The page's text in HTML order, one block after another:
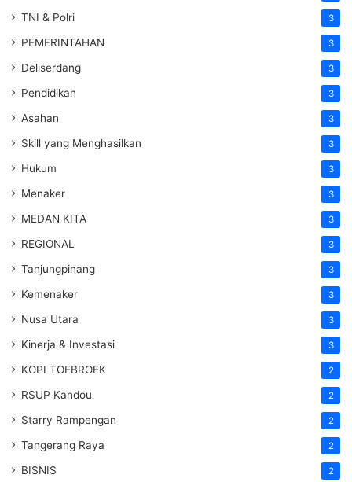
TNI & Polri 3
PEMERINTAHAN 3
Deliserdang 3
Pendidikan 3
Asahan 3
Skill yang Menghasilkan 3
Hukum 3
Menaker 3
MEDAN KITA 3
REGIONAL 3
Tanjungpinang 3
Kemenaker 3
Nusa Utara 3
Kinerja & Investasi 3
KOPI TOEBROEK 2
RSUP Kandou 2
Starry Rampengan 2
Tangerang Raya 2
BISNIS 2